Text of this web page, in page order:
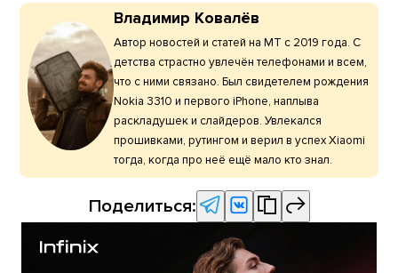
Владимир Ковалёв
Автор новостей и статей на МТ с 2019 года. С
детства страстно увлечён телефонами и всем,
что с ними связано. Был свидетелем рождения
Nokia 3310 и первого iPhone, наплыва
раскладушек и слайдеров. Увлекался
прошивками, рутингом и верил в успех Xiaomi
тогда, когда про неё ещё мало кто знал.
Поделиться: